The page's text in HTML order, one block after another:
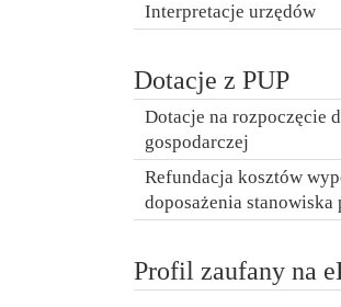
Interpretacje urzędów
Dotacje z PUP
Dotacje na rozpoczęcie
gospodarczej
Refundacja kosztów
doposażenia stanowiska
Profil zaufany na